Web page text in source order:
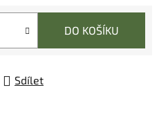
DO KOŠÍKU
Sdílet